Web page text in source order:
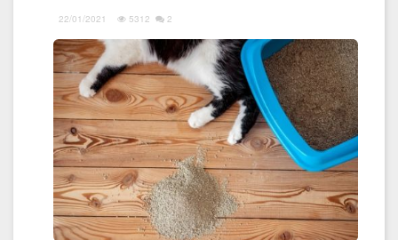
22/01/2021 5312 2